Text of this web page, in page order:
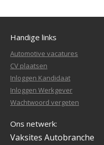
Handige links
Automotive vacatures
CV plaatsen
Inloggen Kandidaat
Inloggen Werkgever
Wachtwoord vergeten
Ons netwerk:
Vaksites Autobranche